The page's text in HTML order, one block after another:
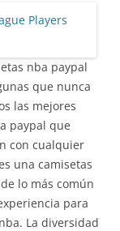
nba paypal
que nunca
las mejores
paypal que
con cualquier
una camisetas
lo más común
para
La diversidad